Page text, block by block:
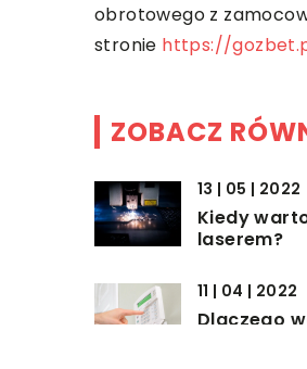
obrotowego z
stronie https://
ZOBACZ
13 | 05 | 2022
Kiedy
laserem?
11 | 04 | 2022
Dlaczego